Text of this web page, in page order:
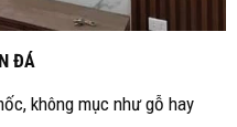
ĐÁ
không mục như gỗ hay